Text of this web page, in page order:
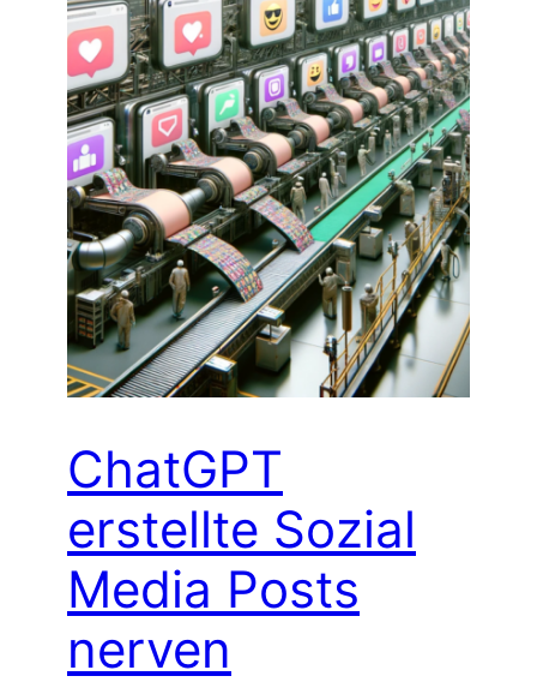
ChatGPT
erstellte Sozial
Media Posts
nerven